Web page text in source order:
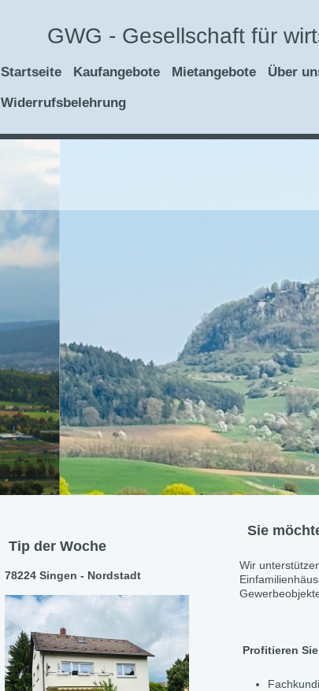
GWG - Gesellschaft für
Startseite Kaufangebote Mietangebote Über
Widerrufsbelehrung
Sie
Wir
Profitieren
Tip der Woche
78224 Singen - Nordstadt